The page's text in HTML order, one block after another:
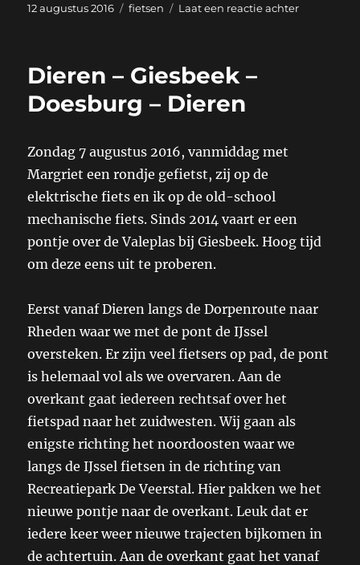
Geplaatst
12 augustus 2016 Categorieën
fietsen Laat een reactie achterop
Dieren – Giesbeek –
Doesburg – Dieren
Zondag 7 augustus 2016, vanmiddag met
Margriet een rondje gefietst, zij op de
elektrische fiets en ik op de old-school
mechanische fiets. Sinds 2014 vaart er een
pontje over de Valeplas bij Giesbeek. Hoog tijd
om deze eens uit te proberen.
Eerst vanaf Dieren langs de Dorpenroute naar
Rheden waar we met de pont de IJssel
oversteken. Er zijn veel fietsers op pad, de pont
is helemaal vol als we overvaren. Aan de
overkant gaat iedereen rechtsaf over het
fietspad naar het zuidwesten. Wij gaan als
enigste richting het noordoosten waar we
langs de IJssel fietsen in de richting van
Recreatiepark De Veerstal. Hier pakken we het
nieuwe pontje naar de overkant. Leuk dat er
iedere keer weer nieuwe trajecten bijkomen in
de achtertuin. Aan de overkant gaat het vanaf